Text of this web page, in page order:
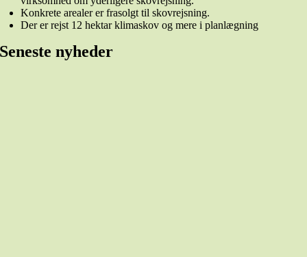
Konkrete arealer er frasolgt til skovrejsning.
Der er rejst 12 hektar klimaskov og mere i planlægning
Seneste nyheder